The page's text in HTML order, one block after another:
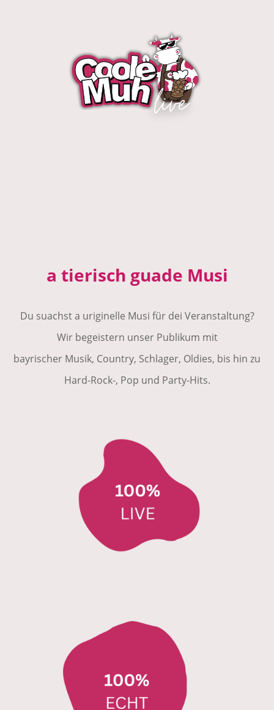
a tierisch guade Musi
Du suachst a uriginelle Musi für dei Veranstaltung?
Wir begeistern unser Publikum mit
bayrischer Musik, Country, Schlager, Oldies, bis hin zu
Hard-Rock-, Pop und Party-Hits.